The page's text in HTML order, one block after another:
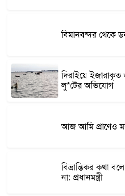
বিমানবন্দর থেকে
দিরাইয়ে
লু*টের অভিযোগ
আজ আমি প্রাণেও
বিভ্রান্তিকর কথা
না: প্রধানমন্ত্রী